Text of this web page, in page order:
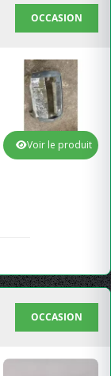
OCCASION
Voir le produit
OCCASION